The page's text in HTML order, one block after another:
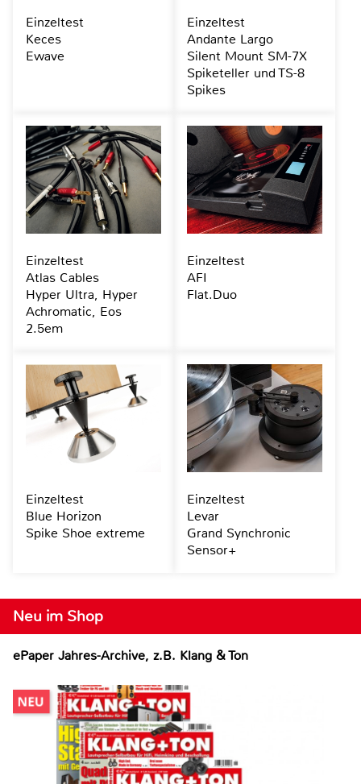
Neu im Shop
ePaper Jahres-Archive, z.B. Klang & Ton
Einzeltest
Keces
Ewave
Einzeltest
Andante Largo
Silent Mount SM-7X
Spiketeller und TS-8
Spikes
Einzeltest
Atlas Cables
Hyper Ultra, Hyper
Achromatic, Eos
2.5em
Einzeltest
AFI
Flat.Duo
Einzeltest
Blue Horizon
Spike Shoe extreme
Einzeltest
Levar
Grand Synchronic
Sensor+